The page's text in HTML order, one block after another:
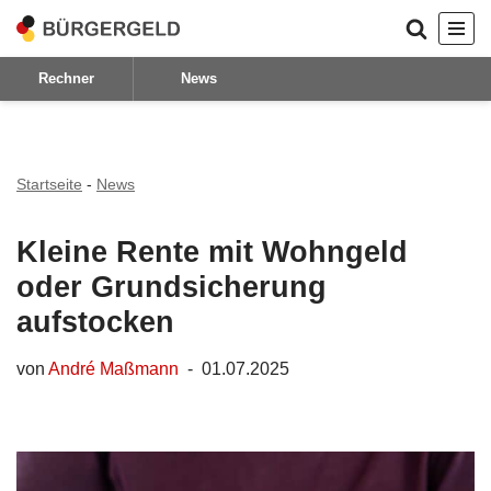
Zum
Inhalt
Rechner News
Startseite - News
Kleine Rente mit Wohngeld
oder Grundsicherung
aufstocken
von André Maßmann 01.07.2025